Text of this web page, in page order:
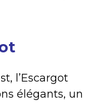
l’Escargot
élégants, un